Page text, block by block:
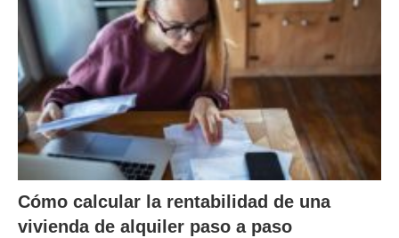
Cómo calcular la rentabilidad de una
vivienda de alquiler paso a paso